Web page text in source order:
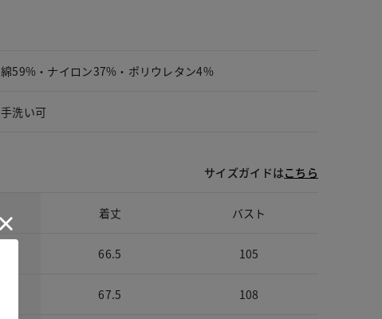
綿59%・ナイロン37%・ポリウレタン4%
手洗い可
サイズガイドはこちら
着丈 バスト
66.5 105
67.5 108